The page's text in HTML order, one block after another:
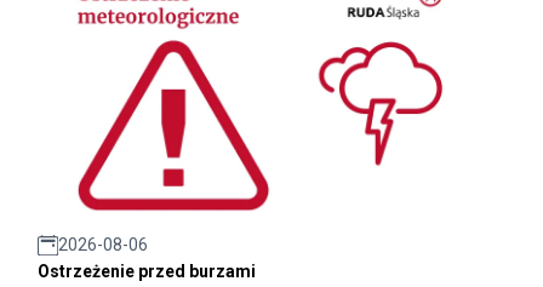
2026-08-06
Ostrzeżenie przed burzami